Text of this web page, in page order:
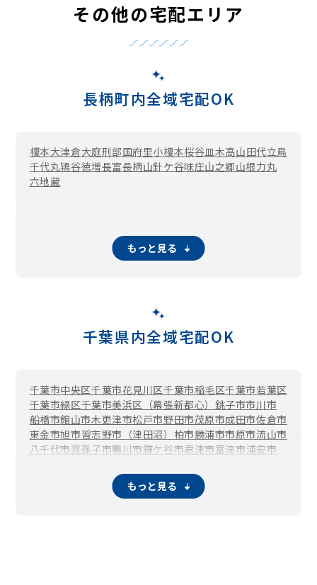
その他の宅配エリア
長柄町内全域宅配OK
榎本大津倉大庭刑部国府里小榎本桜谷皿木高山田代立鳥
千代丸鴇谷徳増長富長柄山針ケ谷味庄山之郷山根力丸
六地蔵
もっと見る
千葉県内全域宅配OK
千葉市中央区千葉市花見川区千葉市稲毛区千葉市若葉区
千葉市緑区千葉市美浜区（幕張新都心） 銚子市市川市
船橋市館山市木更津市松戸市野田市茂原市成田市佐倉市
東金市旭市習志野市（津田沼） 柏市勝浦市市原市流山市
八千代市我孫子市鴨川市鎌ケ谷市君津市富津市浦安市
山武市いすみ市大網白里市
東庄町 九十九里町芝山町横芝光町
もっと見る